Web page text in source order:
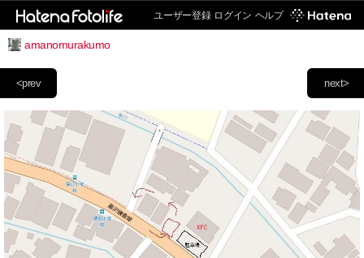
ユーザー登録 ログイン ヘルプ
amanomurakumo
next>
<prev